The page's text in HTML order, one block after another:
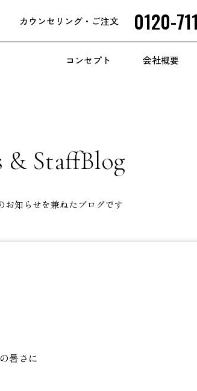
カウンセリング ・ご注文 0120-
コンセプト 会社概要
& StaffBlog
お知らせを兼ねたブログです
暑さに